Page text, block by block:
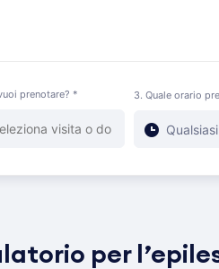
prenotare? * 3. Quale orario
per